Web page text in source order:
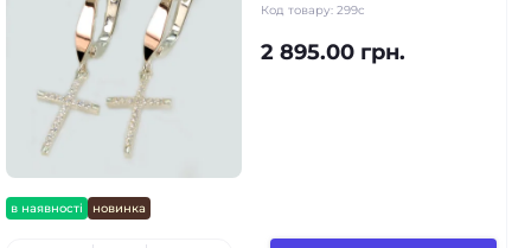
в наявності новинка
Код товару: 299c
2 895.00 грн.